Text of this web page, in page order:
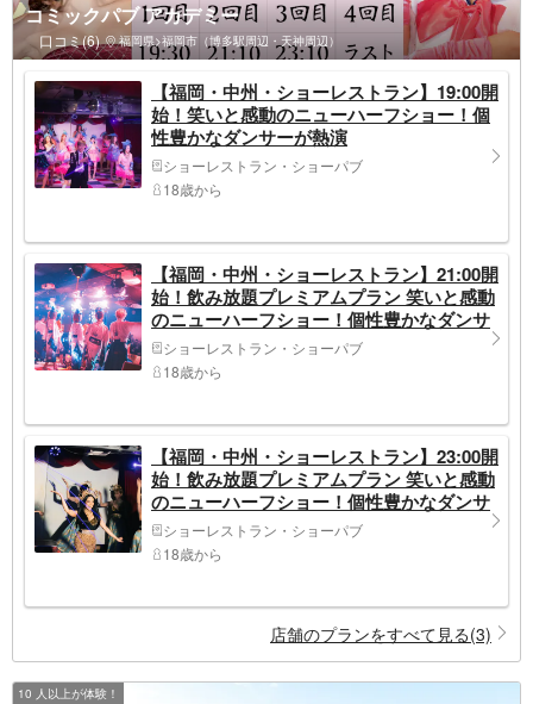
コミックパブ アカデミー
口コミ(6) 福岡県>福岡市（博多駅周辺・天神周辺）
【福岡・中州・ショーレストラン】19:00開
始！笑いと感動のニューハーフショー！個
性豊かなダンサーが熱演
ショーレストラン・ショーパブ
18歳から
【福岡・中州・ショーレストラン】21:00開
始！飲み放題プレミアムプラン 笑いと感動
のニューハーフショー！個性豊かなダンサ
ーが熱演！
ショーレストラン・ショーパブ
18歳から
【福岡・中州・ショーレストラン】23:00開
始！飲み放題プレミアムプラン 笑いと感動
のニューハーフショー！個性豊かなダンサ
ーが熱演！
ショーレストラン・ショーパブ
18歳から
店舗のプランをすべて見る(3)
10 人以上が体験！